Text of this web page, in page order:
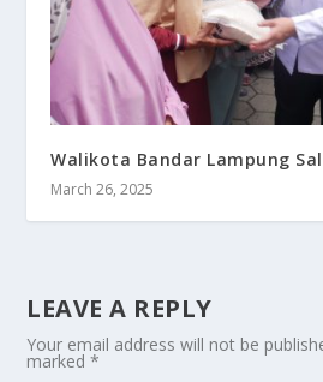
Walikota Bandar Lampung
March 26, 2025
LEAVE A REPLY
Your email address will not be
marked*